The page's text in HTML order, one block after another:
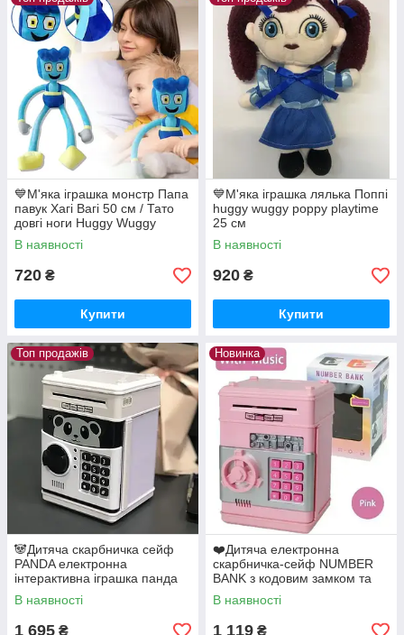
💙М'яка іграшка монстр Папа
павук Хагі Вагі 50 см / Тато
довгі ноги Huggy Wuggy
В наявності
720 ₴
Купити
💙М'яка іграшка лялька Поппі
huggy wuggy poppy playtime
25 см
В наявності
920 ₴
Купити
Топ продажів
🐼Дитяча скарбничка сейф
PANDA електронна
інтерактивна іграшка панда
дитячий банкомат з кодовим
замком
В наявності
1 695 ₴
Новинка
❤️Дитяча електронна
скарбничка-сейф NUMBER
BANK з кодовим замком та
купюроприймачем
В наявності
1 119 ₴